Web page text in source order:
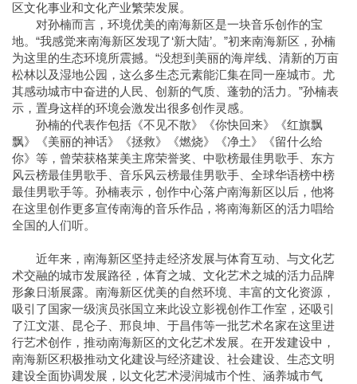
区文化事业和文化产业繁荣发展。
对孙楠而言，环境优美的南海新区是一块音乐创作的宝
地。“我感觉来南海新区发现了‘新大陆’。”初来南海新区，孙楠
为这里的生态环境所震撼。“没想到美丽的海岸线、清新的万亩
松林以及湿地公园，这么多生态元素能汇集在同一座城市。尤
其感动城市中奋进的人民、创新的气质、蓬勃的活力。”孙楠表
示，置身这样的环境会激发出很多创作灵感。
孙楠的代表作包括《不见不散》《你快回来》《红旗飘
飘》《美丽的神话》《拯救》《燃烧》《净土》《留什么给
你》等，曾荣获格莱美主席荣誉奖、中歌榜最佳男歌手、东方
风云榜最佳男歌手、音乐风云榜最佳男歌手、全球华语榜中榜
最佳男歌手等。孙楠表示，创作中心落户南海新区以后，他将
在这里创作更多宣传南海的音乐作品，将南海新区的活力唱给
全国的人们听。
近年来，南海新区坚持走经济发展与体育互动、与文化艺
术交融的城市发展路径，体育之城、文化艺术之城的活力品牌
形象日渐展露。南海新区优美的自然环境、丰富的文化资源，
吸引了国家一级演员张国立来此设立影视创作工作室，还吸引
了江文湛、昆仑子、邢良坤、于昌伟等一批艺术名家在这里进
行艺术创作，推动南海新区的文化艺术发展。在开发建设中，
南海新区积极推动文化建设与经济建设、社会建设、生态文明
建设全面协调发展，以文化艺术浸润城市个性、涵养城市气